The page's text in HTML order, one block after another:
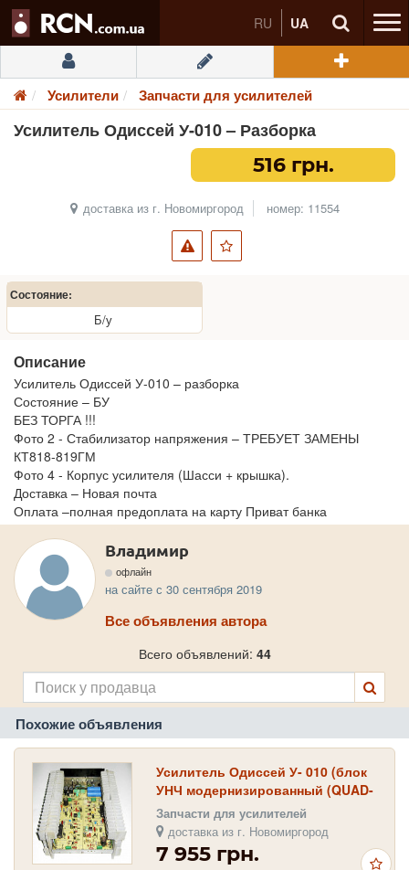
RU UA
Усилители Запчасти для усилителей
Усилитель Одиссей У-010 – Разборка
516 грн.
доставка из г. Новомиргород номер: 11554
Состояние:
Б/у
Описание
Усилитель Одиссей У-010 – разборка
Состояние – БУ
БЕЗ ТОРГА !!!
Фото 2 - Стабилизатор напряжения – ТРЕБУЕТ ЗАМЕНЫ
КТ818-819ГМ
Фото 4 - Корпус усилителя (Шасси + крышка).
Доставка – Новая почта
Оплата –полная предоплата на карту Приват банка
Владимир
офлайн
на сайте с 30 сентября 2019
Все объявления автора
Всего объявлений: 44
Похожие объявления
Усилитель Одиссей У- 010 (блок
УНЧ модернизированный (QUAD-
405), 2х100 Вт)
Запчасти для усилителей
доставка из г. Новомиргород
7 955 грн.